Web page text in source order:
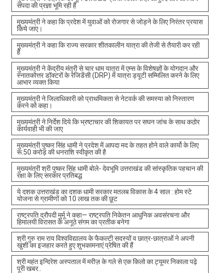
संपदा की प्रज्ञा भूमि रही है
मुख्यमंत्री ने कहा कि प्रदेश में युवाओं को रोजगार से जोड़ने के लिए निरंतर प्रयास
किये जाए।
मुख्यमंत्री ने कहा कि राज्य सरकार शीतकालीन यात्रा की तेजी से तैयारी कर रही
है
मुख्यमंत्री ने केंद्रीय मंत्री से चार धाम यात्रा में एम्स के विशेषज्ञों के योगदान और
स्नातकोत्तर डॉक्टरों के रेजिडेंसी (DRP) में यात्रा ड्यूटी सम्मिलित करने के लिए
आभार व्यक्त किया
मुख्यमंत्री ने जिलाधिकारी को प्राथमिकता से नेटवर्क की समस्या को निस्तारण
करने को कहा।
मुख्यमंत्री ने निर्देश दिये कि भ्रष्टाचार की शिकायत पर सघन जांच के साथ कठोर
कार्यवाही भी की जाए
मुख्यमंत्री पुष्कर सिंह धामी ने प्रदेश में आपदा मद के तहत होने वाले कार्यो के लिए
रू.50 करोड़ की धनराशि स्वीकृत की है
मुख्यमंत्री श्री पुष्कर सिंह धामी बोले- देवभूमि उत्तराखंड की सांस्कृतिक पहचान की
रक्षा के लिए सरकार प्रतिबद्ध
ये दशक उत्तराखंड का दशक धामी सरकार मतलब विकास के 4 साल : होम स्टे
योजना से ग्रामीणों को 10 लाख तक की छूट
राष्ट्रपति द्रौपदी मुर्मू ने कहा— राष्ट्रपति निकेतन आधुनिक अवसंरचना और
हिमालयी विरासत के अनूठे संगम का प्रतीक बनेगा
श्री गुरु राम राय विश्वविद्यालय के फैकल्टी सदस्यों व छात्र-छात्राओं ने अपनी
खुशी का इजहार करते हुए शुभकामनाएं प्रेषित की हैं
श्री महंत इन्दिरेश अस्पताल में मरीज़ के गले से एक किलो का ट्यूमर निकाला पढ़े
पूरी खबर..